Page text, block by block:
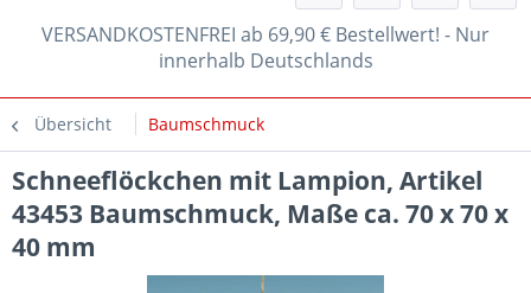
VERSANDKOSTENFREI ab 69,90 € Bestellwert! - Nur
innerhalb Deutschlands
Übersicht Baumschmuck
Schneeflöckchen mit Lampion, Artikel
43453 Baumschmuck, Maße ca. 70 x 70 x
40 mm